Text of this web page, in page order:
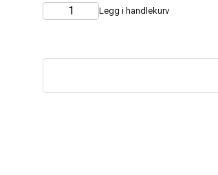
Choose
Quantity Legg i handlekurv